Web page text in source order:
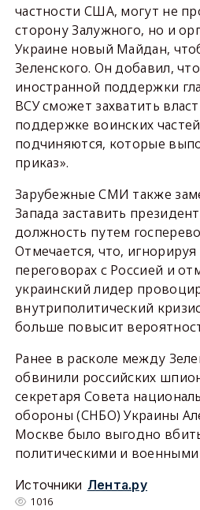
частности США, могут не
сторону Залужного, но и
Украине новый Майдан,
Зеленского. Он добавил,
иностранной поддержки
ВСУ сможет захватить
поддержке воинских
подчиняются, которые
приказ».
Зарубежные СМИ также
Запада заставить
должность путем
Отмечается, что,
переговорах с Россией и
украинский лидер
внутриполитический
больше повысит
Ранее в расколе между
обвинили российских
секретаря Совета
обороны (СНБО) Украины
Москве было выгодно
политическими и
Источники Лента.ру
1016